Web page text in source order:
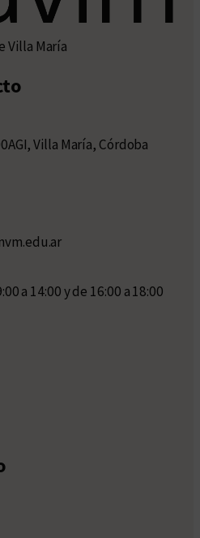
Villa María
Villa María, Córdoba
a 14:00 y de 16:00 a 18:00